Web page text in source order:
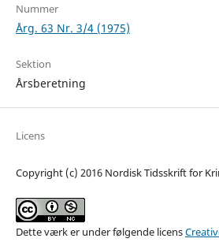
Nummer
Årg. 63 Nr. 3/4 (1975)
Sektion
Årsberetning
Licens
Copyright (c) 2016 Nordisk Tidsskrift for
Dette værk er under følgende licens